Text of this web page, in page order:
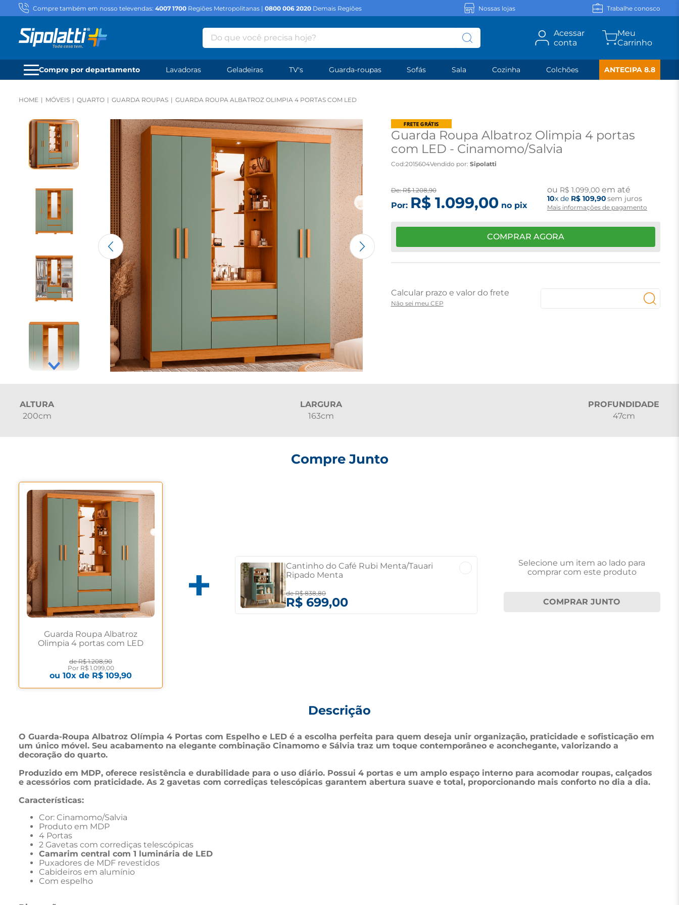
Compre também em nosso televendas: 4007 1700 Regiões Metropolitanas | 0800 006 2020 Demais Regiões Nossas lojas Trabalhe conosco
Do que você precisa hoje?
Acessar
conta
Compre por departamento Lavadoras Geladeiras TV's Guarda-roupas Sofás Sala Cozinha Colchões ANTECIPA 8.8
MÓVEIS QUARTO GUARDA ROUPAS GUARDA ROUPA ALBATROZ OLIMPIA 4 PORTAS COM LED
Guarda Roupa Albatroz Olimpia 4 portas
com LED - Cinamomo/Salvia
Cod:2015604Vendido por: Sipolatti
De:R$ 1.208,90
Por: R$ 1.099,00no pix
ou R$ 1.099,00em até
10x de R$ 109,90sem juros
Mais informações de pagamento
COMPRAR AGORA
Não sei meu CEP
ALTURA
200cm
LARGURA
163cm
PROFUNDIDADE
47cm
Compre Junto
Guarda Roupa Albatroz
Olimpia 4 portas com LED
deR$ 1.208,90
Por R$ 1.099,00
ou 10x de R$ 109,90
Cantinho do Café Rubi Menta/Tauari
Ripado Menta
deR$ 838,80
R$ 699,00
Selecione um item ao lado para
comprar com este produto
COMPRAR JUNTO
Descrição
O Guarda-Roupa Albatroz Olímpia 4 Portas com Espelho e LED é a escolha perfeita para quem deseja unir organização, praticidade e sofisticação em
um único móvel. Seu acabamento na elegante combinação Cinamomo e Sálvia traz um toque contemporâneo e aconchegante, valorizando a
decoração do quarto.
Produzido em MDP, oferece resistência e durabilidade para o uso diário. Possui 4 portas e um amplo espaço interno para acomodar roupas, calçados
e acessórios com praticidade. As 2 gavetas com corrediças telescópicas garantem abertura suave e total, proporcionando mais conforto no dia a dia.
Características:
Cor: Cinamomo/Salvia
Produto em MDP
4 Portas
2 Gavetas com corrediças telescópicas
Camarim central com 1 luminária de LED
Puxadores de MDF revestidos
Cabideiros em alumínio
Com espelho